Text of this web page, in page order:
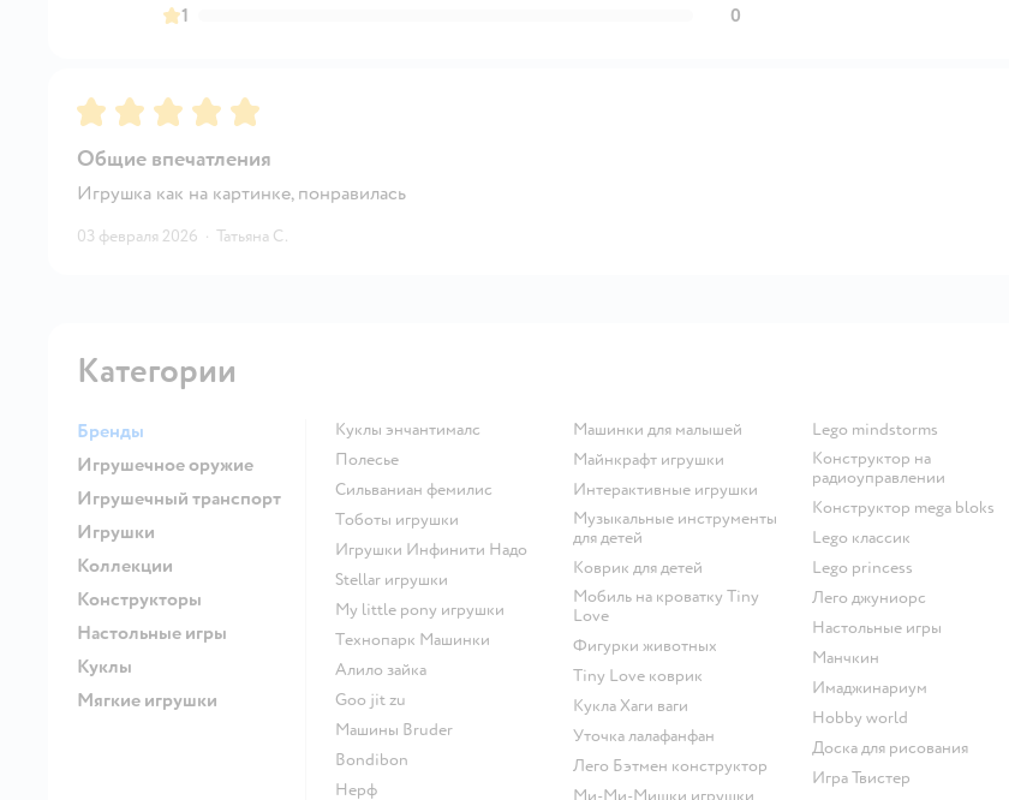
1
0
Рейтинг:5
Общие впечатления
Игрушка как на картинке, понравилась
03 февраля 2026 · Татьяна С.
Категории
Бренды
Игрушечное оружие
Игрушечный транспорт
Игрушки
Коллекции
Конструкторы
Настольные игры
Куклы
Мягкие игрушки
Куклы энчантималс
Полесье
Сильваниан фемилис
Тоботы игрушки
Игрушки Инфинити Надо
Stellar игрушки
my little pony игрушки
Технопарк Машинки
Алило зайка
Goo jit zu
Машины Bruder
Bondibon
Нерф
Машинки для малышей
Майнкрафт игрушки
Интерактивные игрушки
Музыкальные инструменты
для детей
Коврик для детей
Мобиль на кроватку Tiny
Love
Фигурки животных
Tiny Love коврик
Кукла Хаги ваги
Уточка лалафанфан
Лего Бэтмен конструктор
Ми-Ми-Мишки игрушки
Lego mindstorms
Конструктор на
радиоуправлении
Конструктор mega bloks
Lego классик
Lego princess
Лего джуниорс
Настольные игры
Манчкин
Имаджинариум
Hobby world
Доска для рисования
Игра Твистер